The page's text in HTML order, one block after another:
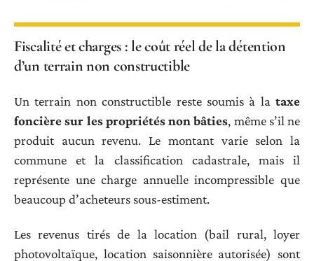
Fiscalité et charges : le coût réel de la détention
d’un terrain non constructible
Un terrain non constructible reste soumis à la taxe
foncière sur les propriétés non bâties, même s’il ne
produit aucun revenu. Le montant varie selon la
commune et la classification cadastrale, mais il
représente une charge annuelle incompressible que
beaucoup d’acheteurs sous-estiment.
Les revenus tirés de la location (bail rural, loyer
photovoltaïque, location saisonnière autorisée) sont